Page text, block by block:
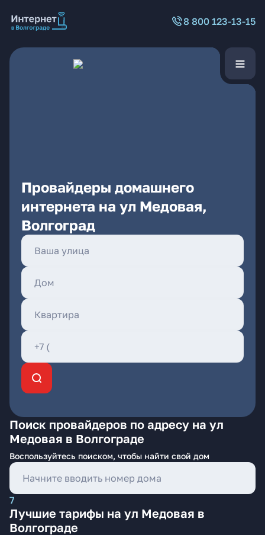
8 800 123-13-15
Провайдеры домашнего
интернета на ул Медовая,
Волгоград
Поиск провайдеров по адресу на ул
Медовая в Волгограде
Воспользуйтесь поиском, чтобы найти свой дом
7
Лучшие тарифы на ул Медовая в
Волгограде